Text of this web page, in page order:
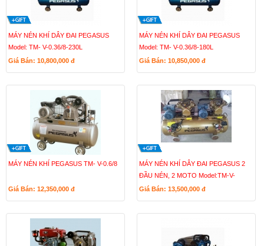
MÁY NÉN KHÍ DÂY ĐAI PEGASUS
Model: TM- V-0.36/8-230L
Giá Bán: 10,800,000 đ
MÁY NÉN KHÍ DÂY ĐAI PEGASUS
Model: TM- V-0.36/8-180L
Giá Bán: 10,850,000 đ
MÁY NÉN KHÍ PEGASUS TM- V-0.6/8
Giá Bán: 12,350,000 đ
MÁY NÉN KHÍ DÂY ĐAI PEGASUS 2
ĐẦU NÉN, 2 MOTO Model:TM-V-
0.25/8x2-230L
Giá Bán: 13,500,000 đ